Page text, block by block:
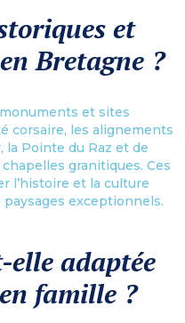
et
Bretagne ?
et sites
corsaire, les alignements
la Pointe du Raz et de
granitiques. Ces
l’histoire et la culture
exceptionnels.
elle adaptée
famille ?